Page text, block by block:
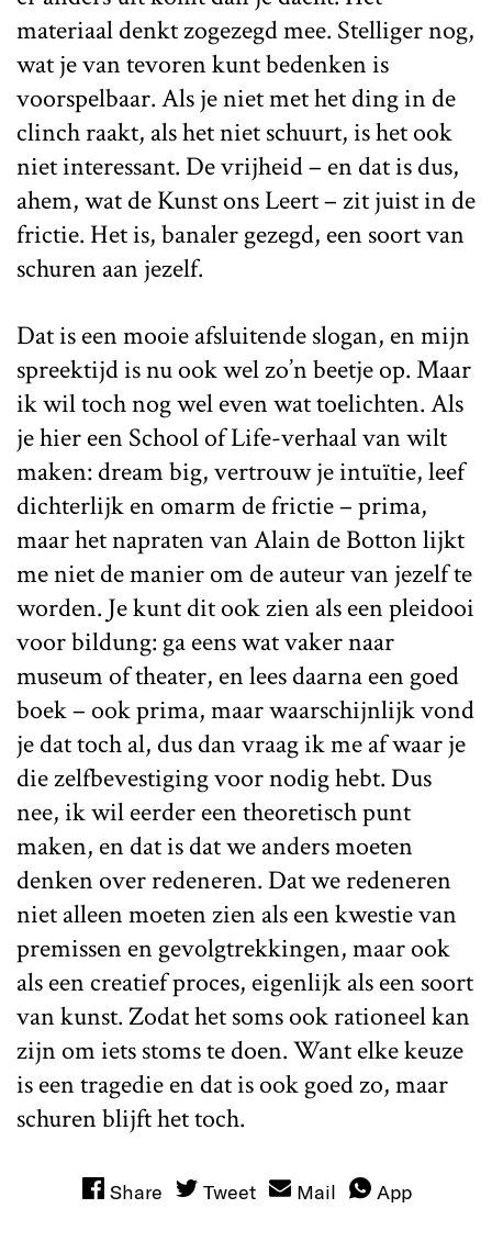
materiaal denkt zogezegd mee. Stelliger nog,
wat je van tevoren kunt bedenken is
voorspelbaar. Als je niet met het ding in de
clinch raakt, als het niet schuurt, is het ook
niet interessant. De vrijheid – en dat is dus,
ahem, wat de Kunst ons Leert – zit juist in de
frictie. Het is, banaler gezegd, een soort van
schuren aan jezelf.
Dat is een mooie afsluitende slogan, en mijn
spreektijd is nu ook wel zo’n beetje op. Maar
ik wil toch nog wel even wat toelichten. Als
je hier een School of Life-verhaal van wilt
maken: dream big, vertrouw je intuïtie, leef
dichterlijk en omarm de frictie – prima,
maar het napraten van Alain de Botton lijkt
me niet de manier om de auteur van jezelf te
worden. Je kunt dit ook zien als een pleidooi
voor bildung: ga eens wat vaker naar
museum of theater, en lees daarna een goed
boek – ook prima, maar waarschijnlijk vond
je dat toch al, dus dan vraag ik me af waar je
die zelfbevestiging voor nodig hebt. Dus
nee, ik wil eerder een theoretisch punt
maken, en dat is dat we anders moeten
denken over redeneren. Dat we redeneren
niet alleen moeten zien als een kwestie van
premissen en gevolgtrekkingen, maar ook
als een creatief proces, eigenlijk als een soort
van kunst. Zodat het soms ook rationeel kan
zijn om iets stoms te doen. Want elke keuze
is een tragedie en dat is ook goed zo, maar
schuren blijft het toch.
Share Tweet Mail App